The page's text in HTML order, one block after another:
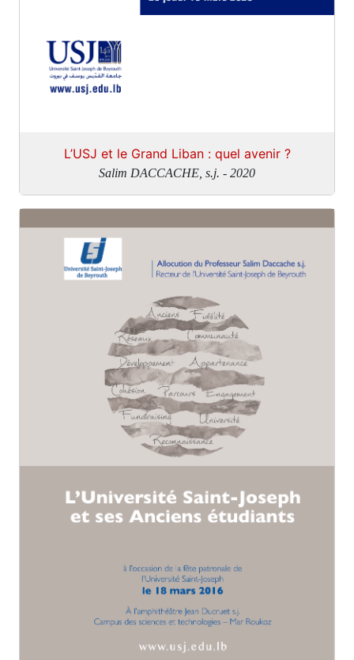
L’USJ et le Grand Liban : quel avenir ?
Salim DACCACHE, s.j. - 2020